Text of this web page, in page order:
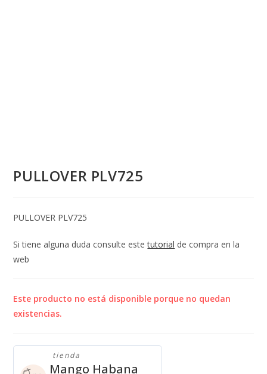
PULLOVER PLV725
PULLOVER PLV725
Si tiene alguna duda consulte estetutorial de compra en la
web
Este producto no está disponible porque no quedan
existencias.
tienda
Mango Habana